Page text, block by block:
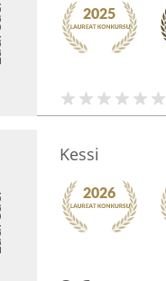
Kessi